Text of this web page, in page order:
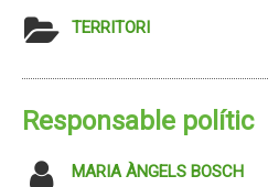
TERRITORI
Responsable polític
MARIA ÀNGELS BOSCH